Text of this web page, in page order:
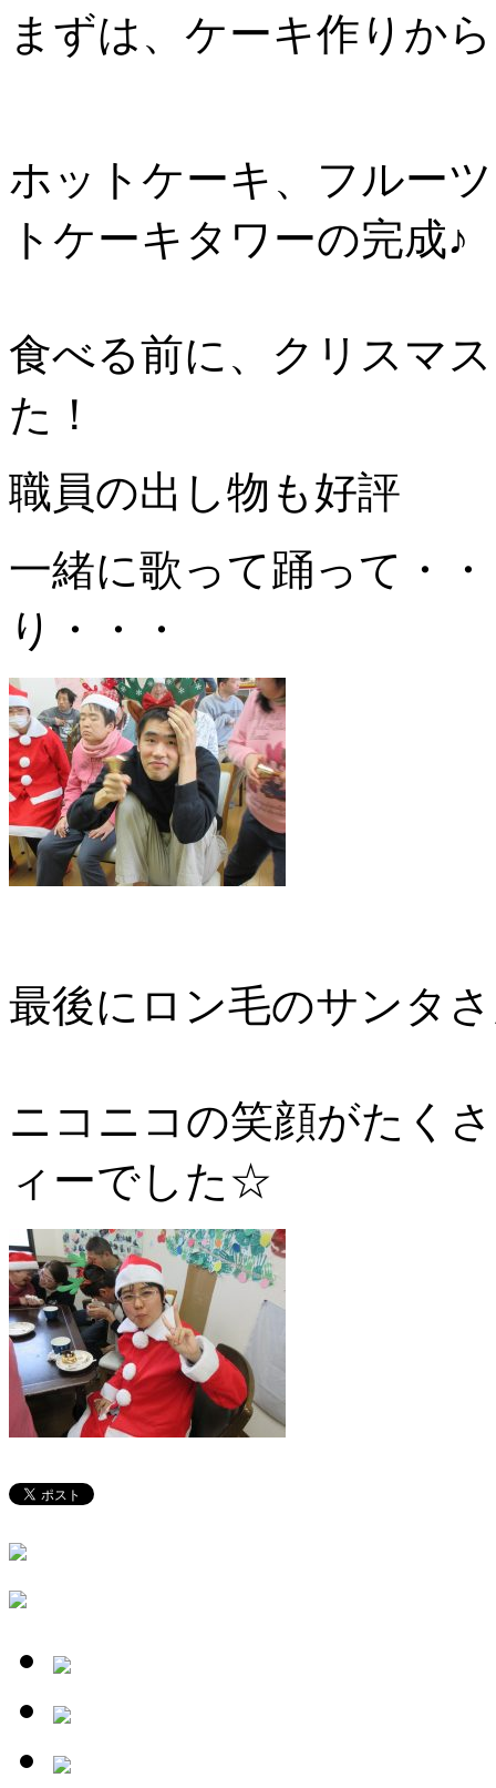
まずは、ケーキ作りか
ホットケーキ、フルー
トケーキタワーの完成♪
食べる前に、クリスマ
た！
職員の出し物も好評
一緒に歌って踊って・
り・・・
最後にロン毛のサンタ
ニコニコの笑顔がたく
ィーでした☆